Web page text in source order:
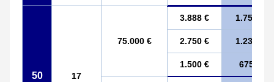
50 17
75.000 €
3.888 € 1.750 €
2.750 € 1.238 €
1.500 € 675 €